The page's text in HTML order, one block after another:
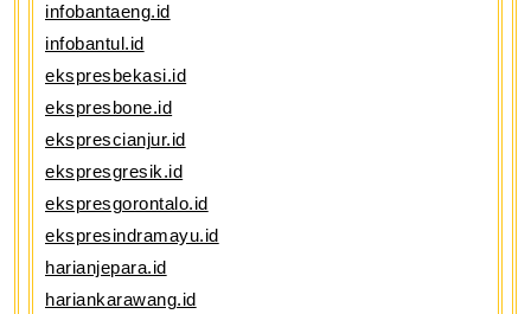
infobantaeng.id
infobantul.id
ekspresbekasi.id
ekspresbone.id
eksprescianjur.id
ekspresgresik.id
ekspresgorontalo.id
ekspresindramayu.id
harianjepara.id
hariankarawang.id